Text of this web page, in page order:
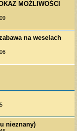
MOŻLIWOŚCI
na weselach
nieznany)